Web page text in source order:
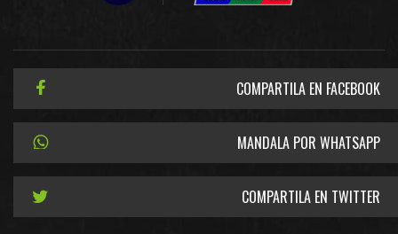
COMPARTILA EN FACEBOOK
MANDALA POR WHATSAPP
COMPARTILA EN TWITTER